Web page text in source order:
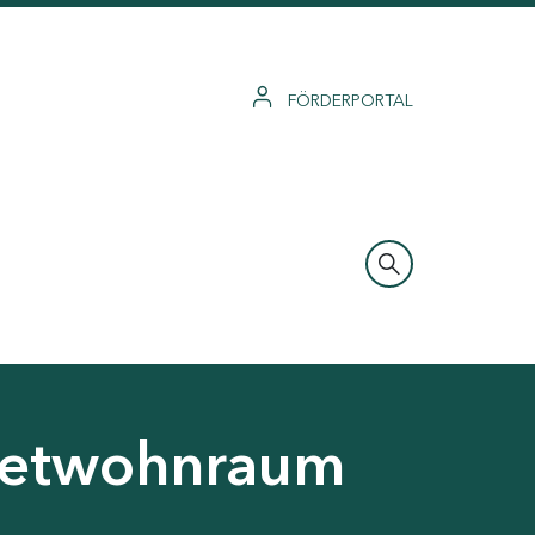
FÖRDERPORTAL